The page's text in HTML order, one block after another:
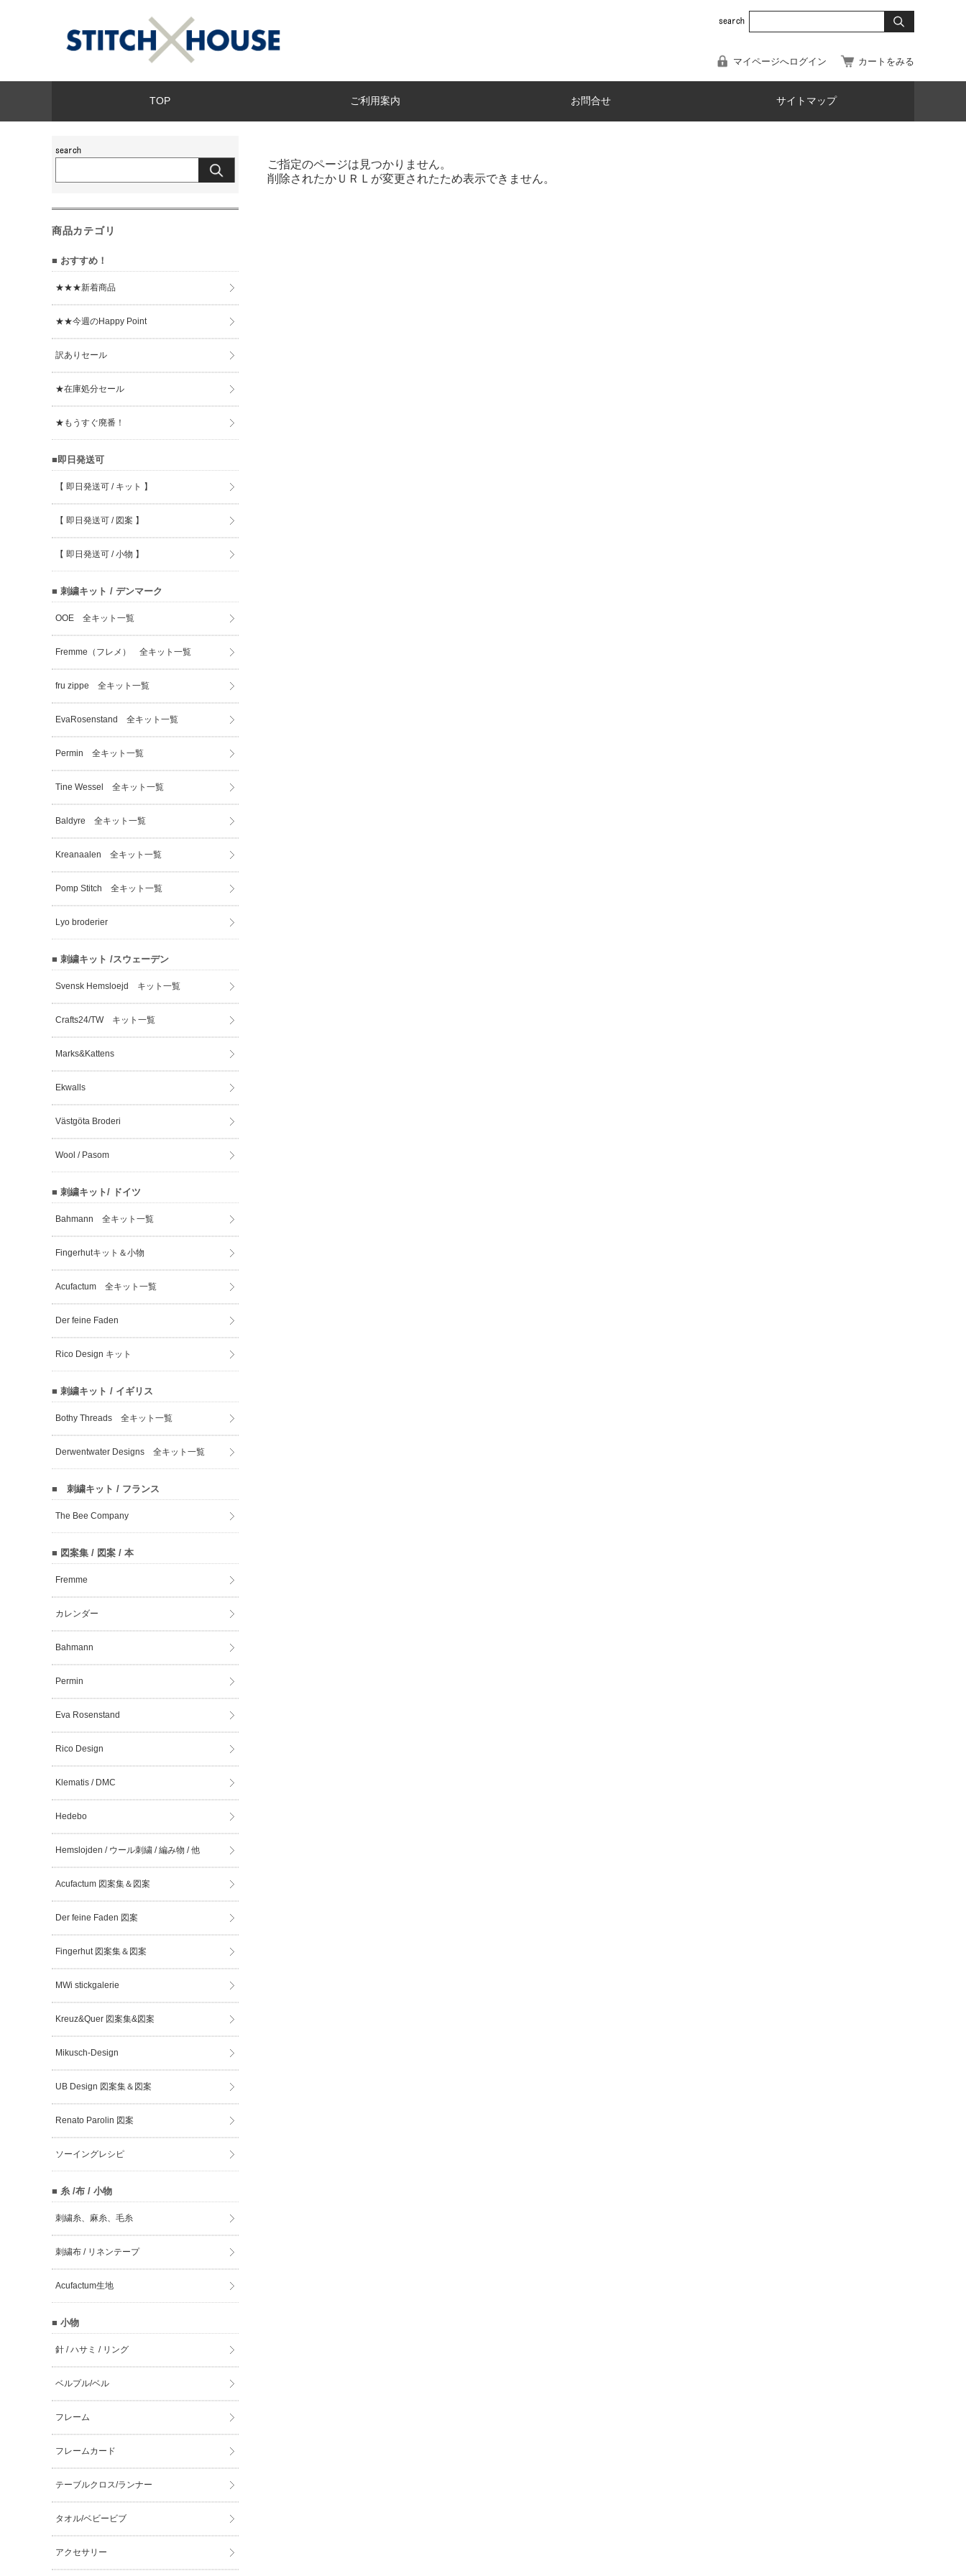
マイページへログイン カートをみる
TOP ご利用案内 お問合せ サイトマップ
ご指定のページは見つかりません。
削除されたかＵＲＬが変更されたため表示できません。
商品カテゴリ
■ おすすめ！
★★★新着商品
★★今週のHappy Point
訳ありセール
★在庫処分セール
★もうすぐ廃番！
■即日発送可
【 即日発送可 / キット 】
【 即日発送可 / 図案 】
【 即日発送可 / 小物 】
■ 刺繍キット / デンマーク
OOE 全キット一覧
Fremme（フレメ） 全キット一覧
fru zippe 全キット一覧
EvaRosenstand 全キット一覧
Permin 全キット一覧
Tine Wessel 全キット一覧
Baldyre 全キット一覧
Kreanaalen 全キット一覧
Pomp Stitch 全キット一覧
Lyo broderier
■ 刺繍キット /スウェーデン
Svensk Hemsloejd キット一覧
Crafts24/TW キット一覧
Marks&Kattens
Ekwalls
Västgöta Broderi
Wool / Pasom
■ 刺繍キット/ ドイツ
Bahmann 全キット一覧
Fingerhutキット＆小物
Acufactum 全キット一覧
Der feine Faden
Rico Design キット
■ 刺繍キット / イギリス
Bothy Threads 全キット一覧
Derwentwater Designs 全キット一覧
■ 刺繍キット / フランス
The Bee Company
■ 図案集 / 図案 / 本
Fremme
カレンダー
Bahmann
Permin
Eva Rosenstand
Rico Design
Klematis / DMC
Hedebo
Hemslojden / ウール刺繍 / 編み物 / 他
Acufactum 図案集＆図案
Der feine Faden 図案
Fingerhut 図案集＆図案
MWi stickgalerie
Kreuz&Quer 図案集&図案
Mikusch-Design
UB Design 図案集＆図案
Renato Parolin 図案
ソーイングレシピ
■ 糸 /布 / 小物
刺繍糸、麻糸、毛糸
刺繍布 / リネンテープ
Acufactum生地
■ 小物
針 / ハサミ / リング
ベルプル/ベル
フレーム
フレームカード
テーブルクロス/ランナー
タオル/ベビービブ
アクセサリー